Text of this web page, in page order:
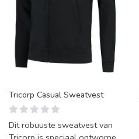
Tricorp Casual Sweatvest
Dit robuuste sweatvest van